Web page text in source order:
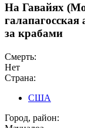
На Гавайях
галапагосская
за крабами
Смерть:
Нет
Страна:
США
Город, район: